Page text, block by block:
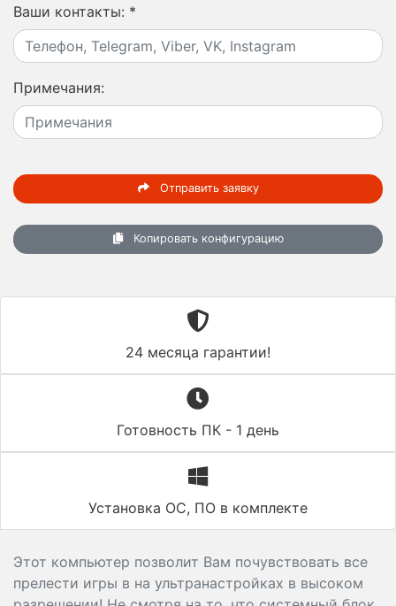
Ваши контакты: *
Примечания:
Отправить заявку
Копировать конфигурацию
24 месяца гарантии!
Готовность ПК - 1 день
Установка ОС, ПО в комплекте
Этот компьютер позволит Вам почувствовать все
прелести игры в на ультранастройках в высоком